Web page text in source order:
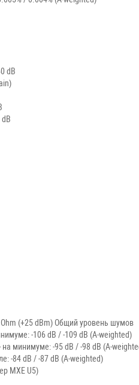
dB
(+25 dBm) Общий уровень шумов
-106 dB / -109 dB (A-weighted)
минимуме: -95 dB / -98 dB (A-
-84 dB / -87 dB (A-weighted)
MXE U5)